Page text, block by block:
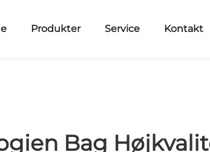
Produkter Service Kontakt
Bag